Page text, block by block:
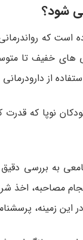
شود؟
است که
های خفیف تا
از
نوپا که قدرت
به بررسی
مصاحبه، اخذ
این زمینه،